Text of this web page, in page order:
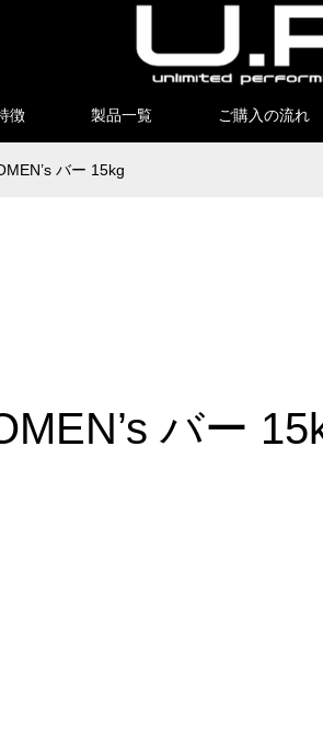
徴 製品一覧 ご購入の流れ
バー 15kg
バー